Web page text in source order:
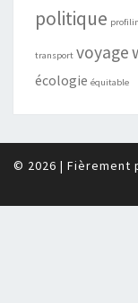
politique
transport voyage
écologie équitable
© 2026 | Fièrement